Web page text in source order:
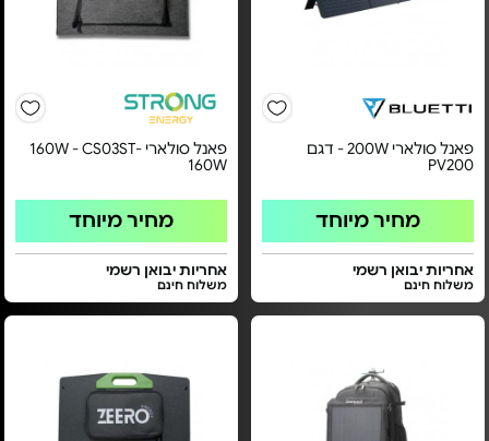
פאנל סולארי 200W - דגם
PV200
מחיר מיוחד
אחריות יבואן רשמי
משלוח חינם
פאנל סולארי 160W - CS03ST-
160W
מחיר מיוחד
אחריות יבואן רשמי
משלוח חינם